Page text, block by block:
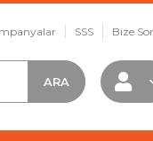
SSS Bize